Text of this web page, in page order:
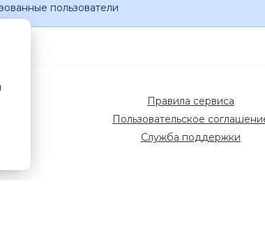
пользователи
Правила сервиса
Пользовательское
Служба поддержки